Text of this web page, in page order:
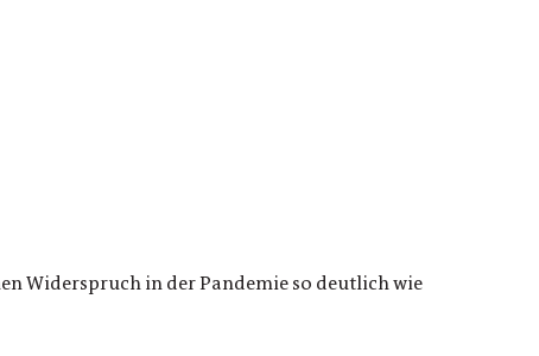
Widerspruch in der Pandemie so deutlich wie